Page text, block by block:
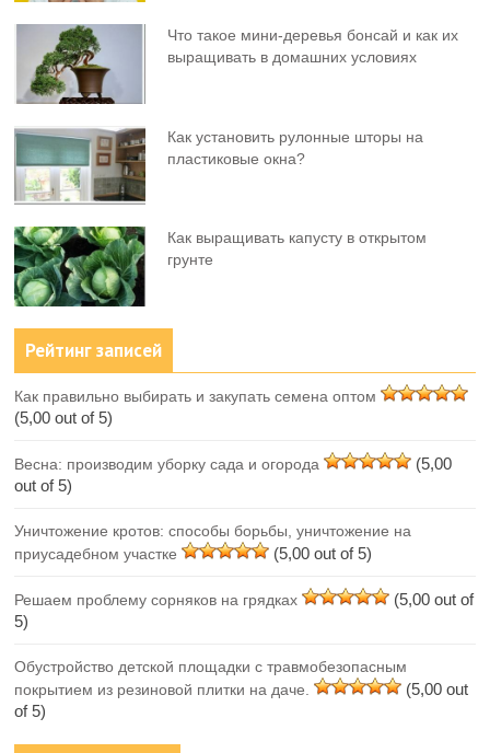
Что такое мини-деревья бонсай и как их
выращивать в домашних условиях
Как установить рулонные шторы на
пластиковые окна?
Как выращивать капусту в открытом
грунте
Рейтинг записей
Как правильно выбирать и закупать семена оптом
(5,00 out of 5)
Весна: производим уборку сада и огорода
(5,00
out of 5)
Уничтожение кротов: способы борьбы, уничтожение на
приусадебном участке
(5,00 out of 5)
Решаем проблему сорняков на грядках
(5,00 out of
5)
Обустройство детской площадки с травмобезопасным
покрытием из резиновой плитки на даче.
(5,00 out
of 5)